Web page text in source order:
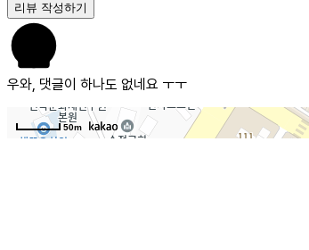
리뷰 작성하기
우와, 댓글이 하나도 없네요 ㅜㅜ
50m